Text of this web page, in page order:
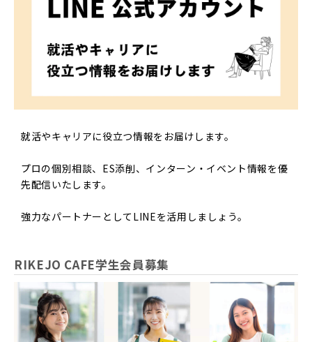
就活やキャリアに役立つ情報をお届けします。
プロの個別相談、ES添削、インターン・イベント情報を優
先配信いたします。
強力なパートナーとしてLINEを活用しましょう。
RIKEJO CAFE学生会員募集